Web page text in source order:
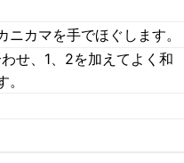
カマを手でほぐします。
せ、1、2を加えてよく和